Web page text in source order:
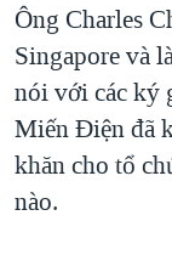
Ông Charles
Singapore và
nói với các ký
Miến Điện đã
khăn cho tổ
nào.